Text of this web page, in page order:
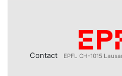
Contact EPFL CH-1015